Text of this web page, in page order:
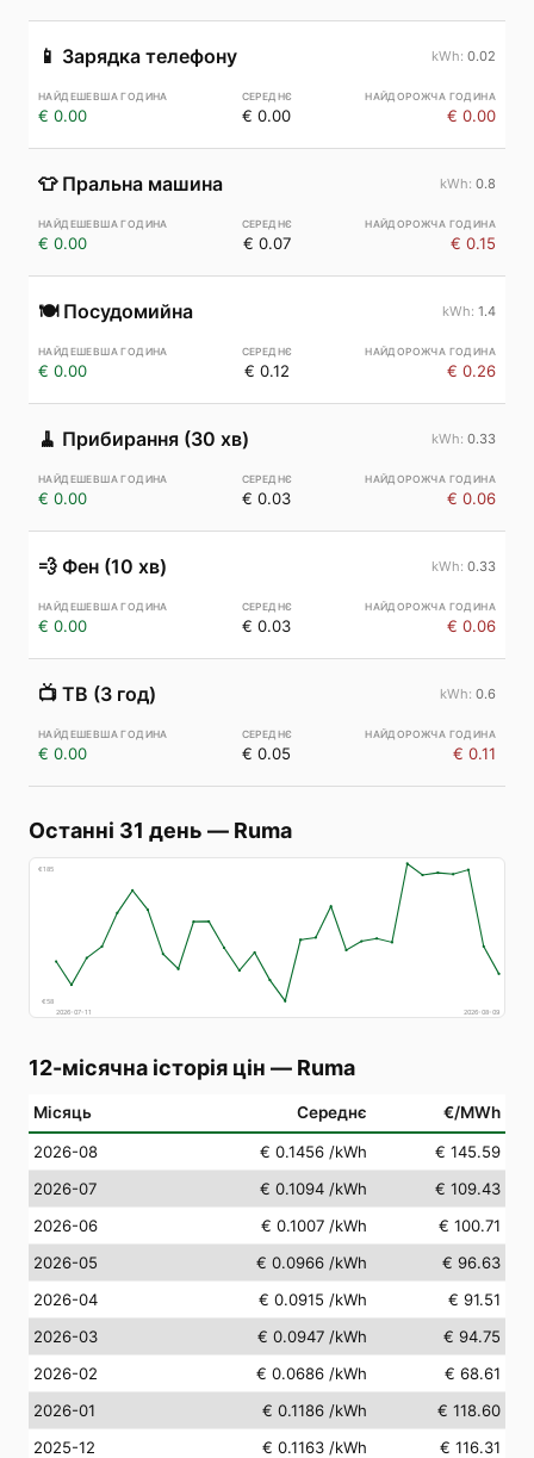
📱 Зарядка телефону 0.02
€ 0.00 € 0.00 € 0.00
👕 Пральна машина 0.8
€ 0.00 € 0.07 € 0.15
🍽️ Посудомийна 1.4
€ 0.00 € 0.12 € 0.26
🧹 Прибирання (30 хв) 0.33
€ 0.00 € 0.03 € 0.06
💨 Фен (10 хв) 0.33
€ 0.00 € 0.03 € 0.06
📺 ТВ (3 год) 0.6
€ 0.00 € 0.05 € 0.11
Останні 31 день — Ruma
€185
€58
2026-07-11
2026-08-09
12-місячна історія цін — Ruma
Місяць Середнє €/MWh
2026-08 € 0.1456 /kWh
€ 145.59
2026-07
€ 0.1094 /kWh
€ 109.43
2026-06
€ 0.1007 /kWh
€ 100.71
2026-05
€ 0.0966 /kWh
€ 96.63
2026-04
€ 0.0915 /kWh
€ 91.51
2026-03
€ 0.0947 /kWh
€ 94.75
2026-02
€ 0.0686 /kWh
€ 68.61
2026-01
€ 0.1186 /kWh
€ 118.60
2025-12
€ 0.1163 /kWh
€ 116.31